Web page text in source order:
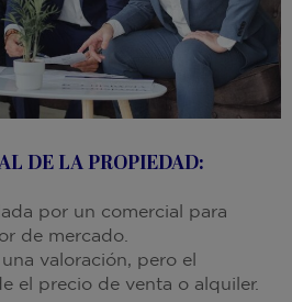
DE LA PROPIEDAD:
por un comercial para
de mercado.
valoración, pero el
el precio de venta o alquiler.